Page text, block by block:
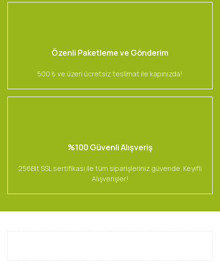
Özenli Paketleme ve Gönderim
500 ₺ ve üzeri ücretsiz teslimat ile kapınızda!
%100 Güvenli Alışveriş
256Bit SSL sertifikası ile tüm siparişleriniz güvende. Keyifli
Alışverişler!